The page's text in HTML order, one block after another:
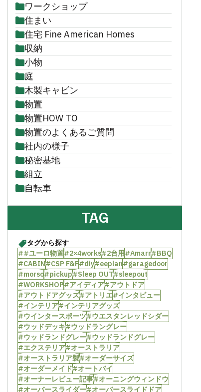
ワークショップ
住まい
住宅 Fine American Homes
収納
小物
庭
木製キャビン
物置
物置HOW TO
物置のよくあるご質問
社内の様子
秘密基地
組立
自転車
TAG
タグから探す
##ユーロ物置#2×4works#2台用#Amarr#BBQ
#CABIN#CSP F&F#diy#eeplan#garagedoor
#morso#pickup#Sleep OUT#sleepout
#WORKSHOP#アイディア#アウトドア
#アウトドアグッズ#アトリエ#インタビュー
#インテリア#インテリアグッズ
#ウインタースポーツ#ウエスタンレッドシダー
#ウッドデッキ#ウッドラングレー
#ウッドランドグレー#ウッドランドグレー
#エクステリア#オーストラリア
#オーストラリア製#オーダーサイズ
#オーダーメイド#オートバイ
#オーナーレビュー記事#オーニングウィンドウ
#オーバースライダー#オーバースライドドア